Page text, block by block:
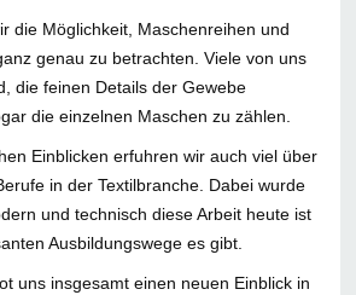
die Möglichkeit, Maschenreihen und
genau zu betrachten. Viele von uns
die feinen Details der Gewebe
die einzelnen Maschen zu zählen.
Einblicken erfuhren wir auch viel über
in der Textilbranche. Dabei wurde
und technisch diese Arbeit heute ist
Ausbildungswege es gibt.
uns insgesamt einen neuen Einblick in